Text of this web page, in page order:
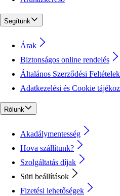
Segítünk
Árak
Biztonságos online rendelés
Általános Szerződési Feltételek
Adatkezelési és Cookie
Rólunk
Akadálymentesség
Hova szállítunk?
Szolgáltatás díjak
Süti beállítások
Fizetési lehetőségek